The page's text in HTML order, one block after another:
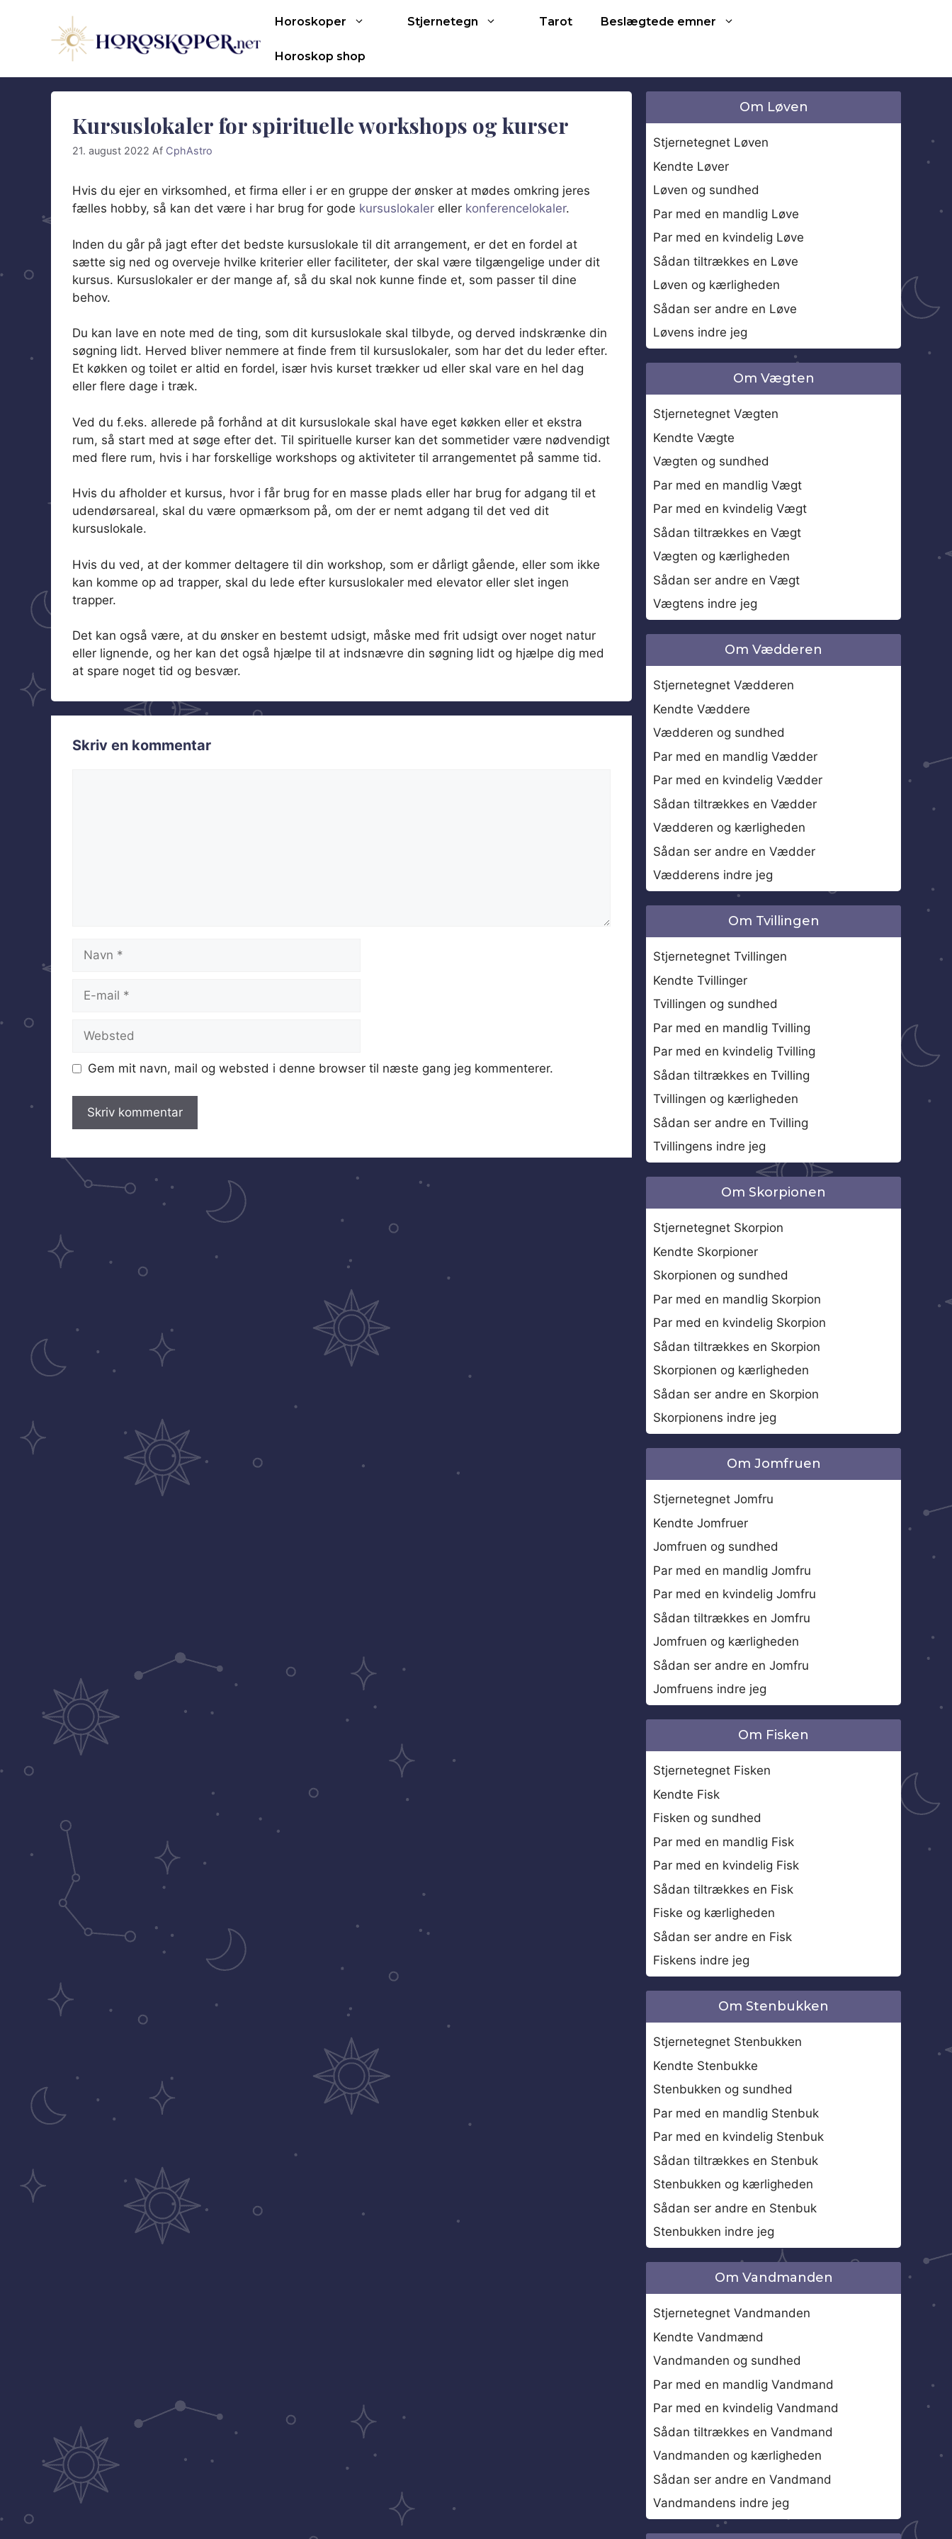
Horoskoper Stjernetegn Tarot Beslægtede emner
Horoskop shop
Kursuslokaler for spirituelle workshops og kurser
21. august 2022 Af CphAstro
Hvis du ejer en virksomhed, et firma eller i er en gruppe der ønsker at mødes omkring jeres
fælles hobby, så kan det være i har brug for gode kursuslokaler eller konferencelokaler.
Inden du går på jagt efter det bedste kursuslokale til dit arrangement, er det en fordel at
sætte sig ned og overveje hvilke kriterier eller faciliteter, der skal være tilgængelige under dit
kursus. Kursuslokaler er der mange af, så du skal nok kunne finde et, som passer til dine
behov.
Du kan lave en note med de ting, som dit kursuslokale skal tilbyde, og derved indskrænke din
søgning lidt. Herved bliver nemmere at finde frem til kursuslokaler, som har det du leder efter.
Et køkken og toilet er altid en fordel, især hvis kurset trækker ud eller skal vare en hel dag
eller flere dage i træk.
Ved du f.eks. allerede på forhånd at dit kursuslokale skal have eget køkken eller et ekstra
rum, så start med at søge efter det. Til spirituelle kurser kan det sommetider være nødvendigt
med flere rum, hvis i har forskellige workshops og aktiviteter til arrangementet på samme tid.
Hvis du afholder et kursus, hvor i får brug for en masse plads eller har brug for adgang til et
udendørsareal, skal du være opmærksom på, om der er nemt adgang til det ved dit
kursuslokale.
Hvis du ved, at der kommer deltagere til din workshop, som er dårligt gående, eller som ikke
kan komme op ad trapper, skal du lede efter kursuslokaler med elevator eller slet ingen
trapper.
Det kan også være, at du ønsker en bestemt udsigt, måske med frit udsigt over noget natur
eller lignende, og her kan det også hjælpe til at indsnævre din søgning lidt og hjælpe dig med
at spare noget tid og besvær.
Skriv en kommentar
Navn
Websted
Gem mit navn, mail og websted i denne browser til næste gang jeg kommenterer.
Om Løven
Stjernetegnet Løven
Kendte Løver
Løven og sundhed
Par med en mandlig Løve
Par med en kvindelig Løve
Sådan tiltrækkes en Løve
Løven og kærligheden
Sådan ser andre en Løve
Løvens indre jeg
Om Vægten
Stjernetegnet Vægten
Kendte Vægte
Vægten og sundhed
Par med en mandlig Vægt
Par med en kvindelig Vægt
Sådan tiltrækkes en Vægt
Vægten og kærligheden
Sådan ser andre en Vægt
Vægtens indre jeg
Om Vædderen
Stjernetegnet Vædderen
Kendte Væddere
Vædderen og sundhed
Par med en mandlig Vædder
Par med en kvindelig Vædder
Sådan tiltrækkes en Vædder
Vædderen og kærligheden
Sådan ser andre en Vædder
Vædderens indre jeg
Om Tvillingen
Stjernetegnet Tvillingen
Kendte Tvillinger
Tvillingen og sundhed
Par med en mandlig Tvilling
Par med en kvindelig Tvilling
Sådan tiltrækkes en Tvilling
Tvillingen og kærligheden
Sådan ser andre en Tvilling
Tvillingens indre jeg
Om Skorpionen
Stjernetegnet Skorpion
Kendte Skorpioner
Skorpionen og sundhed
Par med en mandlig Skorpion
Par med en kvindelig Skorpion
Sådan tiltrækkes en Skorpion
Skorpionen og kærligheden
Sådan ser andre en Skorpion
Skorpionens indre jeg
Om Jomfruen
Stjernetegnet Jomfru
Kendte Jomfruer
Jomfruen og sundhed
Par med en mandlig Jomfru
Par med en kvindelig Jomfru
Sådan tiltrækkes en Jomfru
Jomfruen og kærligheden
Sådan ser andre en Jomfru
Jomfruens indre jeg
Om Fisken
Stjernetegnet Fisken
Kendte Fisk
Fisken og sundhed
Par med en mandlig Fisk
Par med en kvindelig Fisk
Sådan tiltrækkes en Fisk
Fiske og kærligheden
Sådan ser andre en Fisk
Fiskens indre jeg
Om Stenbukken
Stjernetegnet Stenbukken
Kendte Stenbukke
Stenbukken og sundhed
Par med en mandlig Stenbuk
Par med en kvindelig Stenbuk
Sådan tiltrækkes en Stenbuk
Stenbukken og kærligheden
Sådan ser andre en Stenbuk
Stenbukken indre jeg
Om Vandmanden
Stjernetegnet Vandmanden
Kendte Vandmænd
Vandmanden og sundhed
Par med en mandlig Vandmand
Par med en kvindelig Vandmand
Sådan tiltrækkes en Vandmand
Vandmanden og kærligheden
Sådan ser andre en Vandmand
Vandmandens indre jeg